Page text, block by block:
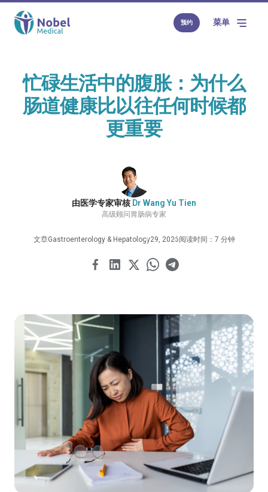
预约 菜单
忙碌生活中的腹胀：为什么
肠道健康比以往任何时候都
更重要
由医学专家审核 Dr Wang Yu Tien
高级顾问胃肠病专家
文章Gastroenterology & Hepatology29, 2026阅读时间：7 分钟